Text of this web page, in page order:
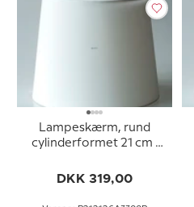
Lampeskærm, rund
cylinderformet 21 cm i
DKK 319,00